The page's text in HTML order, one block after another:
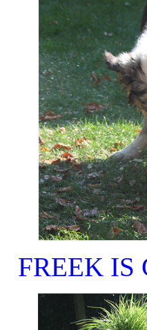
FREEK IS